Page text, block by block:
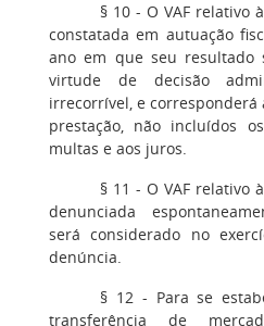
§ 10 - O VAF relativo
constatada em autuação
ano em que seu resultado
virtude de decisão
irrecorrível, e corresponderá
prestação, não incluídos
multas e aos juros.
§ 11 - O VAF relativo
denunciada
será considerado no
denúncia.
§ 12 - Para se
transferência de